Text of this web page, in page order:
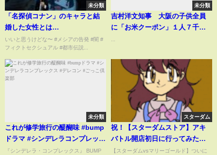
未分類
「名探偵コナン」のキャラと結
婚した女性とは…
いいと思うけどな〜 #メシアの告発 #闇 #
フィクトセクシュアル #都市伝説...
未分類
吉村洋文知事 大阪の子供全員
に「お米クーポン」１人７千円
新米にも使えます」
未分類
これが修学旅行の醍醐味 #bump
ドラマ #シンデレラコンプレック
ス #デレコン #ごっこ倶楽部
『シンデレラ・コンプレックス』 BUMP
スターダム
祝！【スターダムストア】アキ
バトル開店初日に行ってみた！
スターライト・キッド！岩谷麻
【スターダムvsマリーゴールド】ついに